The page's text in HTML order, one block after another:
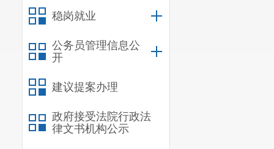
稳岗就业
公务员管理信息公
开
建议提案办理
政府接受法院行政法
律文书机构公示